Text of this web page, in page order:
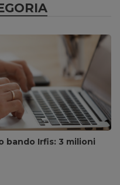
bando Irfis: 3 milioni